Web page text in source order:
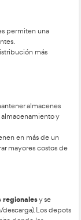
bajos posibles.
aquella que
del servicio.
la finalidad de
tecnológico y